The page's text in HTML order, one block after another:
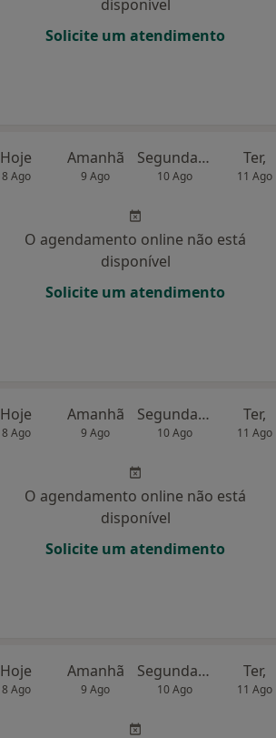
disponível
Solicite um atendimento
Hoje
8 Ago
Amanhã
9 Ago
Segunda-feira
10 Ago
Ter,
11 Ago
O agendamento online não está
disponível
Solicite um atendimento
Hoje
8 Ago
Amanhã
9 Ago
Segunda-feira
10 Ago
Ter,
11 Ago
O agendamento online não está
disponível
Solicite um atendimento
Hoje
8 Ago
Amanhã
9 Ago
Segunda-feira
10 Ago
Ter,
11 Ago